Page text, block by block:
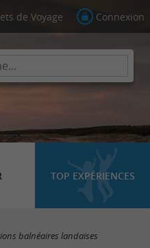
de Voyage Connexion
TOP EXPÉRIENCES
balnéaires landaises